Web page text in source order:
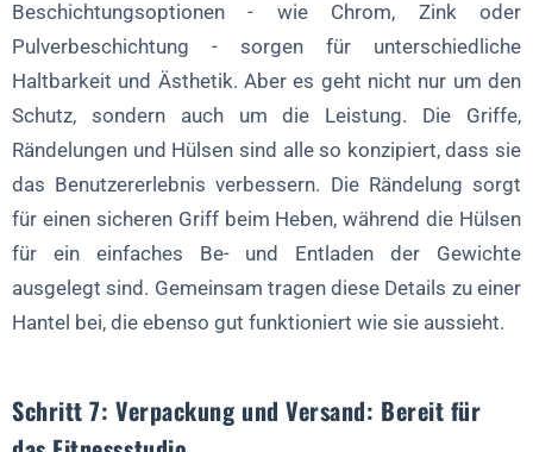
Beschichtungsoptionen - wie Chrom, Zink oder
Pulverbeschichtung - sorgen für unterschiedliche
Haltbarkeit und Ästhetik. Aber es geht nicht nur um den
Schutz, sondern auch um die Leistung. Die Griffe,
Rändelungen und Hülsen sind alle so konzipiert, dass sie
das Benutzererlebnis verbessern. Die Rändelung sorgt
für einen sicheren Griff beim Heben, während die Hülsen
für ein einfaches Be- und Entladen der Gewichte
ausgelegt sind. Gemeinsam tragen diese Details zu einer
Hantel bei, die ebenso gut funktioniert wie sie aussieht.
Schritt 7: Verpackung und Versand: Bereit für